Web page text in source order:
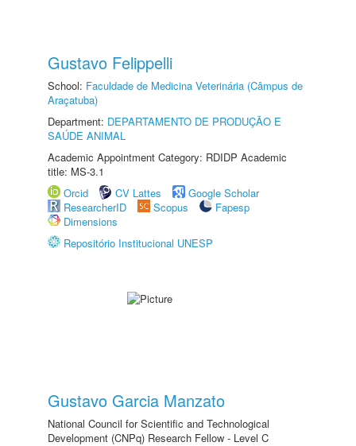
Gustavo Felippelli
School: Faculdade de Medicina Veterinária (Câmpus de
Araçatuba)
Department: DEPARTAMENTO DE PRODUÇÃO E
SAÚDE ANIMAL
Academic Appointment Category: RDIDP Academic
title: MS-3.1
Orcid
CV Lattes
Google Scholar
ResearcherID
Scopus
Fapesp
Dimensions
Repositório Institucional UNESP
Gustavo Garcia Manzato
National Council for Scientific and Technological
Development (CNPq) Research Fellow - Level C